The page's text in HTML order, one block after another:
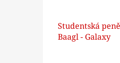
Studentská
Baagl - Galaxy